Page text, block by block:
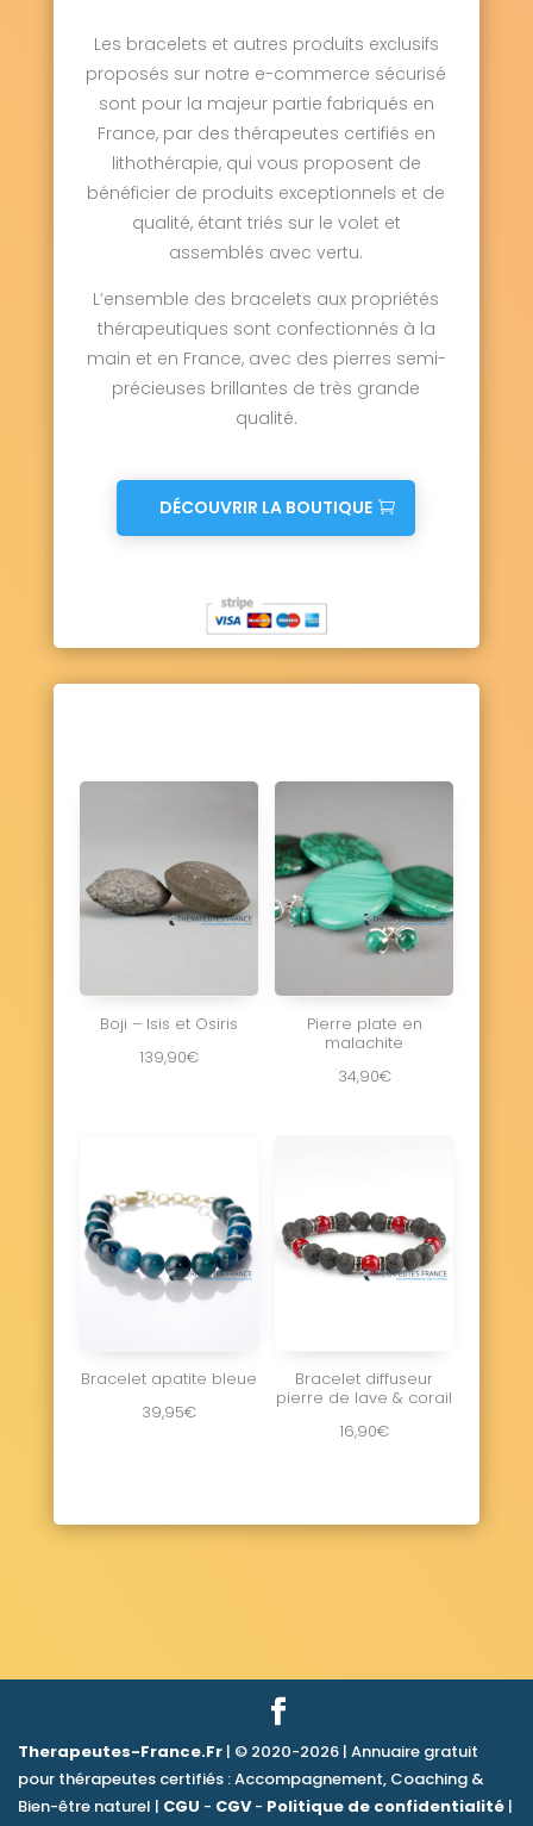
Les bracelets et autres produits exclusifs
proposés sur notre e-commerce sécurisé
sont pour la majeur partie fabriqués en
France, par des thérapeutes certifiés en
lithothérapie, qui vous proposent de
bénéficier de produits exceptionnels et de
qualité, étant triés sur le volet et
assemblés avec vertu.
L’ensemble des bracelets aux propriétés
thérapeutiques sont confectionnés à la
main et en France, avec des pierres semi-
précieuses brillantes de très grande
qualité.
DÉCOUVRIR LA BOUTIQUE
Boji – Isis et Osiris
139,90€
Pierre plate en
malachite
34,90€
Bracelet apatite bleue
39,95€
Bracelet diffuseur
pierre de lave & corail
16,90€
Therapeutes-France.Fr | © 2020-2026 | Annuaire gratuit
pour thérapeutes certifiés : Accompagnement, Coaching &
Bien-être naturel | CGU - CGV- Politique de confidentialité |